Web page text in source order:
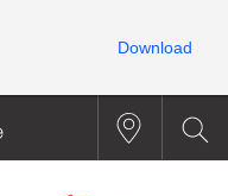
Download